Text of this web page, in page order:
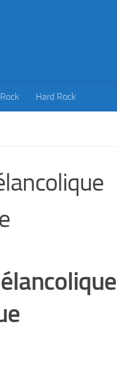
Hard Rock